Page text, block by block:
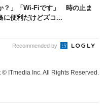
？」「Wi-Fiです」 時の止ま
に便利だけどズコ...
Recommended by
© ITmedia Inc. All Rights Reserved.